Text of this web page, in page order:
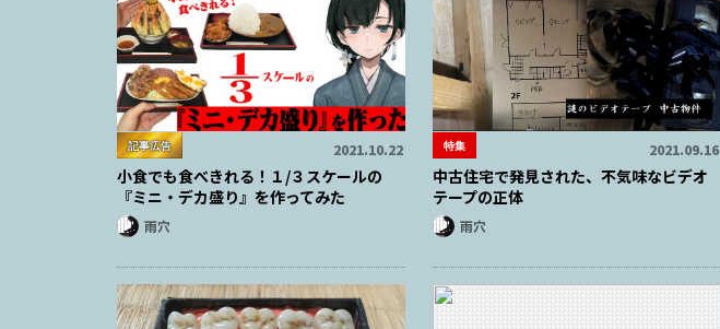
記事広告 2021.10.22
小食でも食べきれる！１/３スケールの
『ミニ・デカ盛り』を作ってみた
雨穴
特集 2021.09.16
中古住宅で発見された、不気味なビデオ
テープの正体
雨穴